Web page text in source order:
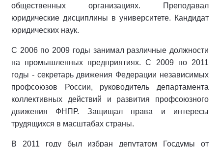
общественных организациях. Преподавал
юридические дисциплины в университете. Кандидат
юридических наук.
С 2006 по 2009 годы занимал различные должности
на промышленных предприятиях. С 2009 по 2011
годы - секретарь движения Федерации независимых
профсоюзов России, руководитель департамента
коллективных действий и развития профсоюзного
движения ФНПР. Защищал права и интересы
трудящихся в масштабах страны.
В 2011 году был избран депутатом Госдумы от